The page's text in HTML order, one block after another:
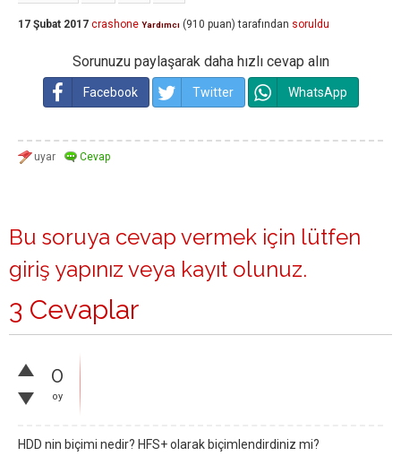
17 Şubat 2017 crashone Yardımcı (910 puan) tarafından soruldu
Sorunuzu paylaşarak daha hızlı cevap alın
Facebook Twitter WhatsApp
Bu soruya cevap vermek için lütfen
giriş yapınız veya kayıt olunuz.
3 Cevaplar
0
oy
HDD nin biçimi nedir? HFS+ olarak biçimlendirdiniz mi?